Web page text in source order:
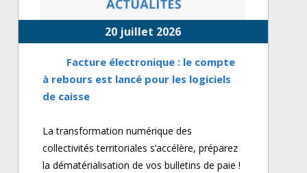
20 juillet 2026
Facture électronique : le compte
à rebours est lancé pour les logiciels
de caisse
La transformation numérique des
collectivités territoriales s’accélère, préparez
la dématérialisation de vos bulletins de paie !